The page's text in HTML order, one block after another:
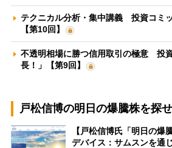
テクニカル分析・集中講義 投資コミ
【第10回】
不透明相場に勝つ信用取引の極意 投
長！」【第9回】
戸松信博の明日の爆騰株を探せ
【戸松信博氏「明日の爆
デバイス：サムスンを通